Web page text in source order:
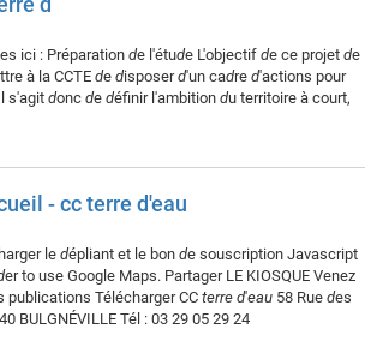
ici : Préparation de l'étude L'objectif de ce projet de
à la CCTE de disposerd'un cadre d'actions pour
s'agit donc de définir l'ambition du territoire à court,
- cc terre d'eau
ledépliant et le bon de souscription Javascript
er to use Google Maps. Partager LE KIOSQUE Venez
publications Télécharger CC terre d'eau 58 Rue des
BULGNÉVILLE Tél : 03 29 05 29 24